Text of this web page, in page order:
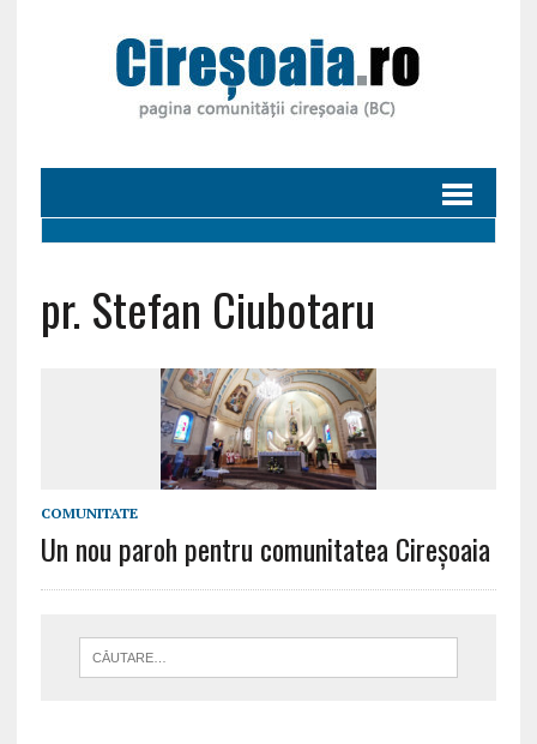
pr. Stefan Ciubotaru
COMUNITATE
Un nou paroh pentru comunitatea Cireșoaia